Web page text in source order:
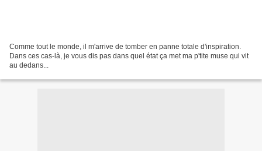
Comme tout le monde, il m'arrive de tomber en panne totale d'inspiration.
Dans ces cas-là, je vous dis pas dans quel état ça met ma p'tite muse qui vit
au dedans...